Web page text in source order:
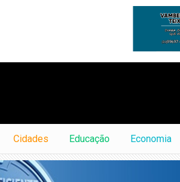
Cidades Educação Economia